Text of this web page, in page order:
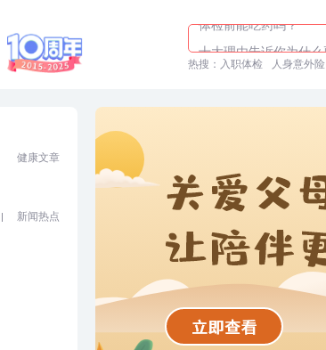
入职体检在线预约
热搜： 入职体检 人身意外险
健康文章
新闻热点